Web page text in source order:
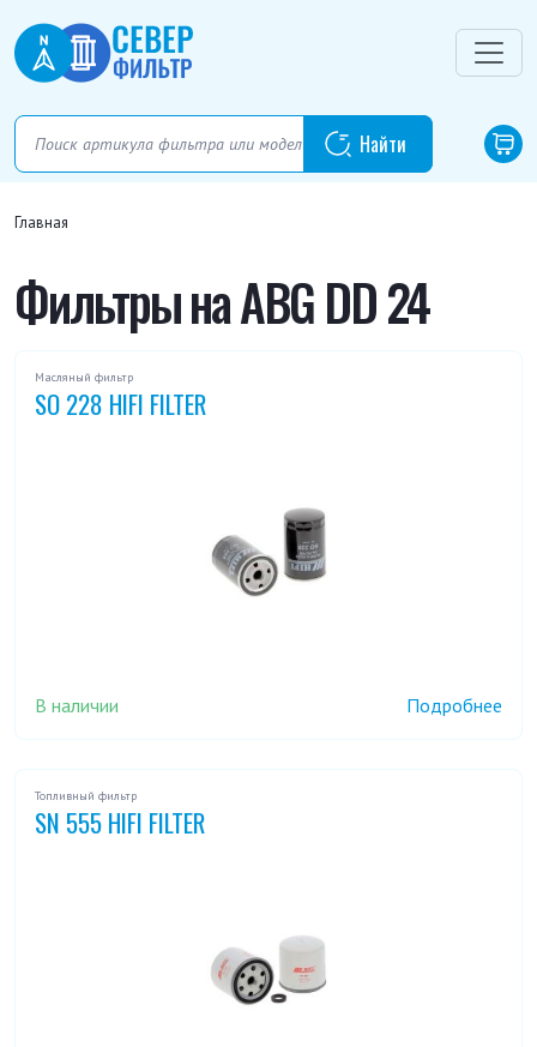
Главная
Фильтры на ABG DD 24
Масляный фильтр
SO 228 HIFI FILTER
В наличии Подробнее
Топливный фильтр
SN 555 HIFI FILTER